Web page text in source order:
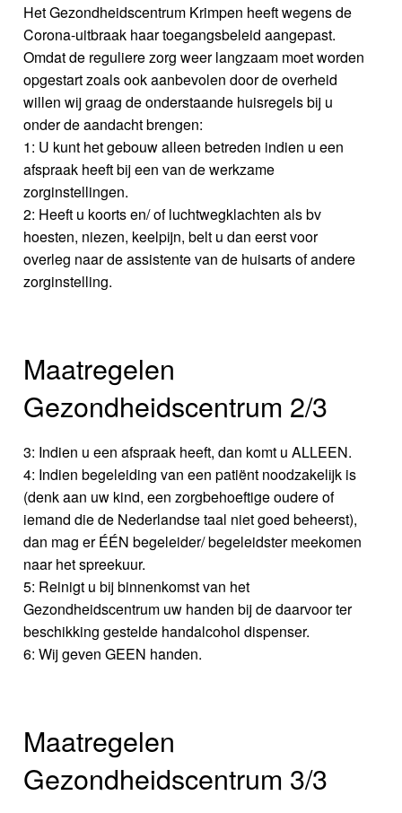
Het Gezondheidscentrum Krimpen heeft wegens de
Corona-uitbraak haar toegangsbeleid aangepast.
Omdat de reguliere zorg weer langzaam moet worden
opgestart zoals ook aanbevolen door de overheid
willen wij graag de onderstaande huisregels bij u
onder de aandacht brengen:
1: U kunt het gebouw alleen betreden indien u een
afspraak heeft bij een van de werkzame
zorginstellingen.
2: Heeft u koorts en/ of luchtwegklachten als bv
hoesten, niezen, keelpijn, belt u dan eerst voor
overleg naar de assistente van de huisarts of andere
zorginstelling.
Maatregelen
Gezondheidscentrum 2/3
3: Indien u een afspraak heeft, dan komt u ALLEEN.
4: Indien begeleiding van een patiënt noodzakelijk is
(denk aan uw kind, een zorgbehoeftige oudere of
iemand die de Nederlandse taal niet goed beheerst),
dan mag er ÉÉN begeleider/ begeleidster meekomen
naar het spreekuur.
5: Reinigt u bij binnenkomst van het
Gezondheidscentrum uw handen bij de daarvoor ter
beschikking gestelde handalcohol dispenser.
6: Wij geven GEEN handen.
Maatregelen
Gezondheidscentrum 3/3